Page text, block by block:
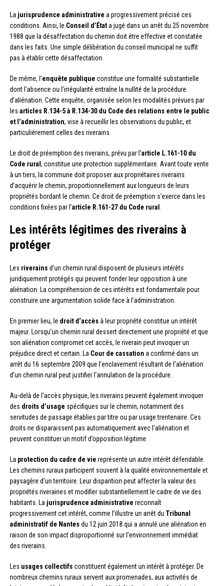
La jurisprudence administrative a progressivement précisé ces
conditions. Ainsi, le Conseil d’Étata jugé dans un arrêt du 25 novembre
1988 que la désaffectation du chemin doit être effective et constatée
dans les faits. Une simple délibération du conseil municipal ne suffit
pas à établir cette désaffectation.
De même, l’enquête publique constitue une formalité substantielle
dont l’absence ou l’irrégularité entraîne la nullité de la procédure
d’aliénation. Cette enquête, organisée selon les modalités prévues par
les articles R.134-5 à R.134-30 du Code des relations entre le public
et l’administration, vise à recueillir les observations du public, et
particulièrement celles des riverains.
Le droit de préemption des riverains, prévu par l’article L.161-10 du
Code rural , constitue une protection supplémentaire. Avant toute vente
à un tiers, la commune doit proposer aux propriétaires riverains
d’acquérir le chemin, proportionnellement aux longueurs de leurs
propriétés bordant le chemin. Ce droit de préemption s’exerce dans les
conditions fixées par l’article R.161-27 du Code rural
Les intérêts légitimes des riverains à
protéger
Les riverains d’un chemin rural disposent de plusieurs intérêts
juridiquement protégés qui peuvent fonder leur opposition à une
aliénation. La compréhension de ces intérêts est fondamentale pour
construire une argumentation solide face à l’administration.
En premier lieu, le droit d’accès à leur propriété constitue un intérêt
majeur. Lorsqu’un chemin rural dessert directement une propriété et que
son aliénation compromet cet accès, le riverain peut invoquer un
préjudice direct et certain. La Cour de cassation a confirmé dans un
arrêt du 16 septembre 2009 que l’enclavement résultant de l’aliénation
d’un chemin rural peut justifier l’annulation de la procédure.
Au-delà de l’accès physique, les riverains peuvent également invoquer
des droits d’usage spécifiques sur le chemin, notamment des
servitudes de passage établies par titre ou par usage trentenaire. Ces
droits ne disparaissent pas automatiquement avec l’aliénation et
peuvent constituer un motif d’opposition légitime.
La protection du cadre de vie représente un autre intérêt défendable.
Les chemins ruraux participent souvent à la qualité environnementale et
paysagère d’un territoire. Leur disparition peut affecter la valeur des
propriétés riveraines et modifier substantiellement le cadre de vie des
habitants. La jurisprudence administrative reconnaît
progressivement cet intérêt, comme l’illustre un arrêt du Tribunal
administratif de Nantes du 12 juin 2018 qui a annulé une aliénation en
raison de son impact disproportionné sur l’environnement immédiat
des riverains.
Les usages collectifs constituent également un intérêt à protéger. De
nombreux chemins ruraux servent aux promenades, aux activités de